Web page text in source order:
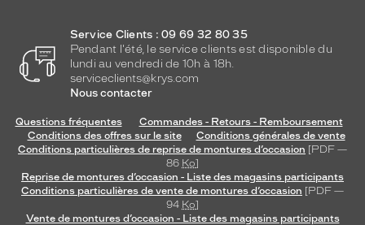
Service Clients : 09 69 32 80 35
Pendant l'été, le service clients est disponible du
lundi au vendredi de 10h à 18h.
serviceclients@krys.com
Nous contacter
Questions fréquentes
Commandes - Retours - Remboursement
Conditions des offres sur le site
Conditions générales de vente
Conditions particulières de reprise de montures d’occasion [PDF —
86 Ko]
Reprise de montures d’occasion - Liste des magasins participants
Conditions particulières de vente de montures d’occasion [PDF —
94 Ko]
Vente de montures d’occasion - Liste des magasins participants